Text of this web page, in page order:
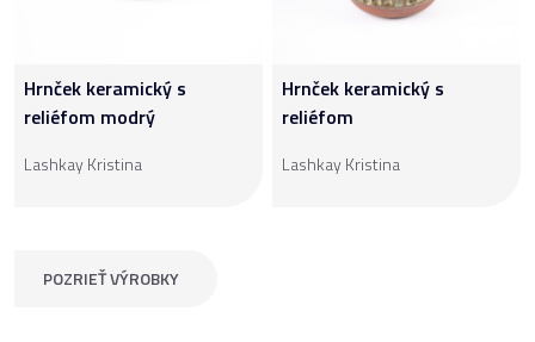
Hrnček keramický s
reliéfom modrý
Lashkay Kristina
Hrnček keramický s
reliéfom
Lashkay Kristina
POZRIEŤ VÝROBKY